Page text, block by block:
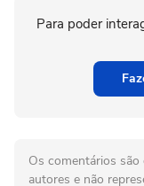
Para poder
Os comentários são
autores e não